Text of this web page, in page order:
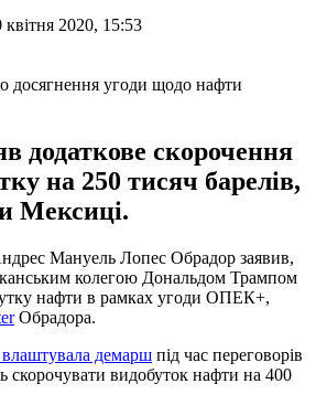
2020, 15:53
додаткове скорочення
на 250 тисяч барелів,
Мексиці.
Мануель Лопес Обрадор заявив,
колегою Дональдом Трампом
нафти в рамках угоди ОПЕК+,
Обрадора.
демарш під час переговорів
видобуток нафти на 400